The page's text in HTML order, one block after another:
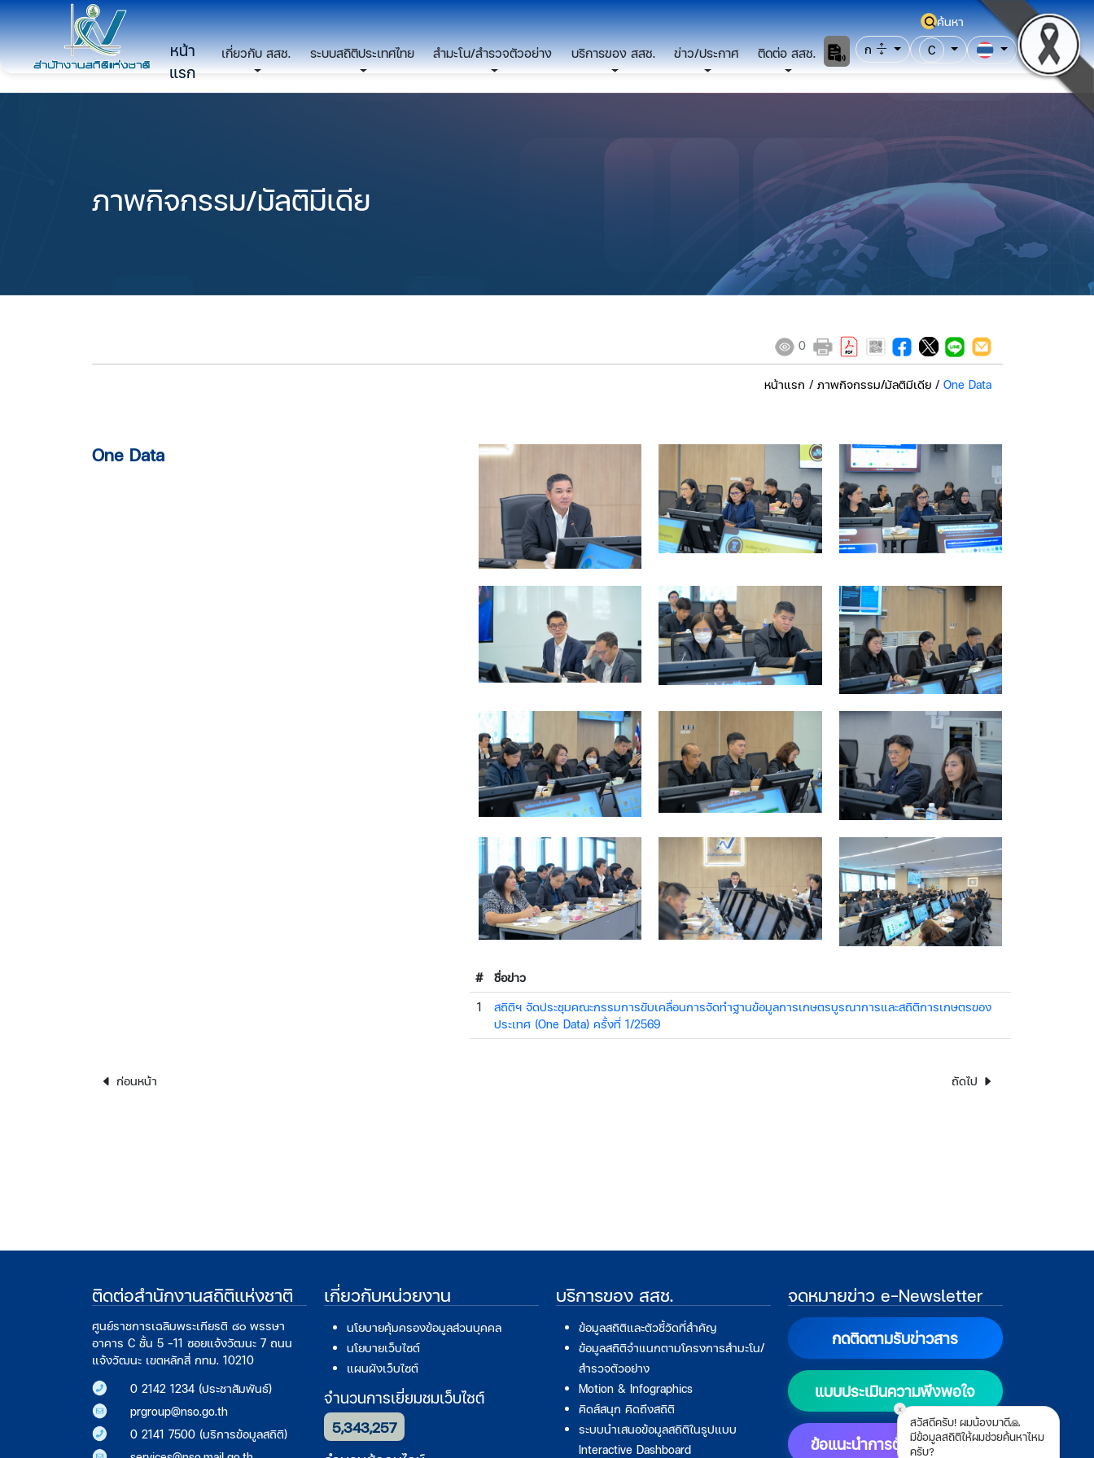
หน้า
แรก
เกี่ยวกับ สสช. ระบบสถิติประเทศไทย สำมะโน/สำรวจตัวอย่าง บริการของ สสช. ข่าว/ประกาศ ติดต่อ สสช.
ค้นหา
ก
C
ภาพกิจกรรม/มัลติมีเดีย
0
หน้าแรก / ภาพกิจกรรม/มัลติมีเดีย/ One Data
One Data
#
ชื่อข่าว
1
สถิติฯ จัดประชุมคณะกรรมการขับเคลื่อนการจัดทำฐานข้อมูลการเกษตรบูรณาการและสถิติการเกษตรของ
ประเทศ (One Data) ครั้งที่ 1/2569
ก่อนหน้า ถัดไป
x
สวัสดีครับ! ผมน้องมาดี🙏
มีข้อมูลสถิติให้ผมช่วยค้นหาไหม
ครับ?
ติดต่อสำนักงานสถิติแห่งชาติ
ศูนย์ราชการเฉลิมพระเกียรติ ๘๐ พรรษา
อาคาร C ชั้น 5 -11 ซอยแจ้งวัฒนะ 7 ถนน
แจ้งวัฒนะ เขตหลักสี่ กทม. 10210
0 2142 1234 (ประชาสัมพันธ์)
prgroup@nso.go.th
0 2141 7500 (บริการข้อมูลสถิติ)
เกี่ยวกับหน่วยงาน
นโยบายคุ้มครองข้อมูลส่วนบุคคล
นโยบายเว็บไซต์
แผนผังเว็บไซต์
จำนวนการเยี่ยมชมเว็บไซต์
5,343,257
บริการของ สสช.
ข้อมูลสถิติและตัวชี้วัดที่สำคัญ
ข้อมูลสถิติจำแนกตามโครงการสำมะโน/
สำรวจตัวอย่าง
Motion & Infographics
คิดส์สนุก คิดถึงสถิติ
ระบบนำเสนอข้อมูลสถิติในรูปแบบ
Interactive Dashboard
จดหมายข่าว e-Newsletter
กดติดตามรับข่าวสาร
แบบประเมินความพึงพอใจ
ข้อแนะนำการตั้งค่าแสดงผล